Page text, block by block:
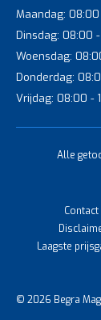
Maandag: 08:00
Dinsdag: 08:00 -
Woensdag:
Donderdag:
Vrijdag: 08:00 -
Alle
Contact
Laagste
© 2026 Begra